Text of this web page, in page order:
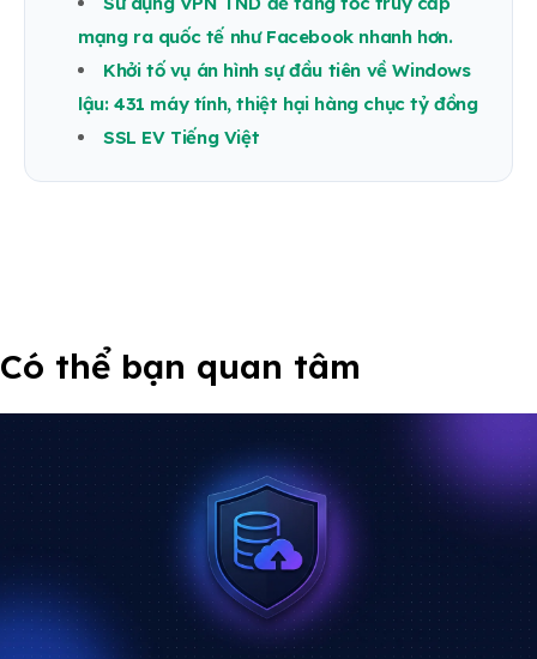
mạng ra quốc tế như Facebook nhanh hơn.
Khởi tố vụ án hình sự đầu tiên về Windows
lậu: 431 máy tính, thiệt hại hàng chục tỷ đồng
SSL EV Tiếng Việt
Có thể bạn quan tâm